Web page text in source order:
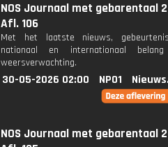
NOS Journaal met gebarentaal
Afl. 106
Met het laatste nieuws,
nationaal en internationaal
weersverwachting.
30-05-2026 02:00 NPO1
NOS Journaal met gebarentaal